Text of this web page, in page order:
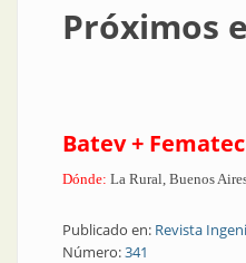
Próximos
Batev +
Dónde: La Rural, Buenos
Publicado en: Revista
Número:341